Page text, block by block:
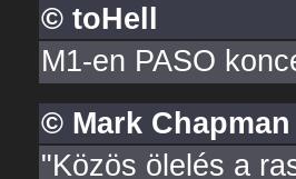
© toHell
M1-en PASO
© Mark Chapman
"Közös ölelés a